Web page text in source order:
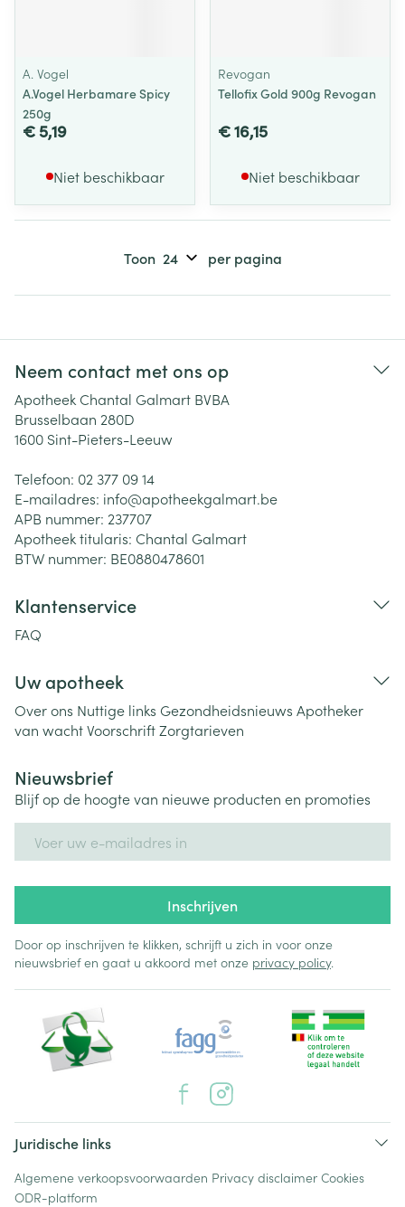
A. Vogel
A.Vogel Herbamare Spicy
250g
€ 5,19
Niet beschikbaar
Revogan
Tellofix Gold 900g Revogan
€ 16,15
Niet beschikbaar
Toon per pagina
Neem contact met ons op
Apotheek Chantal Galmart BVBA
Brusselbaan 280D
1600 Sint-Pieters-Leeuw
Telefoon: 02 377 09 14
E-mailadres: info@apotheekgalmart.be
APB nummer: 237707
Apotheek titularis: Chantal Galmart
BTW nummer: BE0880478601
Klantenservice
FAQ
Uw apotheek
Over ons Nuttige links Gezondheidsnieuws Apotheker
van wachtVoorschriftZorgtarieven
Nieuwsbrief
Blijf op de hoogte van nieuwe producten en promoties
Inschrijven
Door op inschrijven te klikken, schrijft u zich in voor onze
nieuwsbrief en gaat u akkoord met onze privacy policy.
Juridische links
Algemene verkoopsvoorwaarden Privacy disclaimer Cookies
ODR-platform